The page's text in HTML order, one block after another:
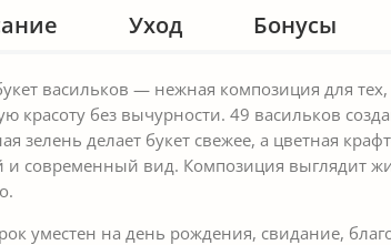
Уход Бонусы
васильков — нежная композиция для
красоту без вычурности. 49 васильков
зелень делает букет свежее, а цветная
и современный вид. Композиция выглядит
уместен на день рождения, свидание,